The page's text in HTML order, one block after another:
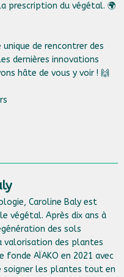
prescription du végétal. 🌍
de rencontrer des
dernières innovations
hâte de vous y voir ! 🙌
Caroline Baly est
végétal. Après dix ans à
des sols
valorisation des plantes
fonde AÏAKO en 2021 avec
soigner les plantes tout en